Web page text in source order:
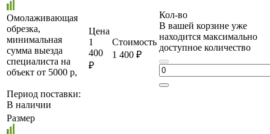
Омолаживающая
обрезка,
минимальная
сумма выезда
специалиста на
объект от 5000 р,
Период поставки:
В наличии
Цена
1
400
₽
Стоимость
1 400 ₽
Кол-во
В вашей корзине уже
находится максимально
доступное количество
Размер